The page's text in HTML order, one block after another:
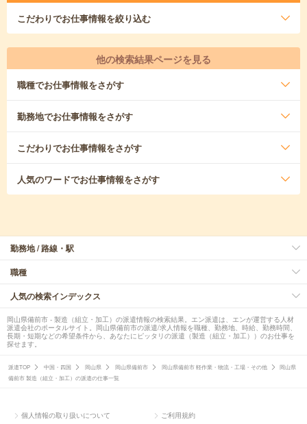
こだわりでお仕事情報を絞り込む
他の検索結果ページを見る
職種でお仕事情報をさがす
勤務地でお仕事情報をさがす
こだわりでお仕事情報をさがす
人気のワードでお仕事情報をさがす
勤務地 / 路線・駅
職種
人気の検索インデックス
岡山県備前市 - 製造（組立・加工）の派遣情報の検索結果。エン派遣は、エンが運営する人材
派遣会社のポータルサイト。岡山県備前市の派遣/求人情報を職種、勤務地、時給、勤務時間、
長期・短期などの希望条件から、あなたにピッタリの派遣（製造（組立・加工））のお仕事を
探せます。
派遣TOP 中国・四国 岡山県 岡山県備前市 岡山県備前市 軽作業・物流・工場・その他
岡山県
備前市 製造（組立・加工）の派遣の仕事一覧
個人情報の取り扱いについて ご利用規約